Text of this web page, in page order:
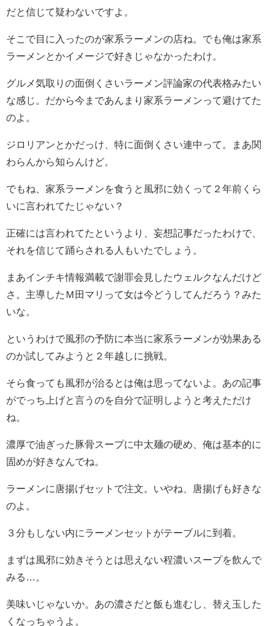
だと信じて疑わないですよ。
そこで目に入ったのが家系ラーメンの店ね。でも俺は家系
ラーメンとかイメージで好きじゃなかったわけ。
グルメ気取りの面倒くさいラーメン評論家の代表格みたい
な感じ。だから今まであんまり家系ラーメンって避けてた
のよ。
ジロリアンとかだっけ、特に面倒くさい連中って。まあ関
わらんから知らんけど。
でもね、家系ラーメンを食うと風邪に効くって２年前くら
いに言われてたじゃない？
正確には言われてたというより、妄想記事だったわけで、
それを信じて踊らされる人もいたでしょう。
まあインチキ情報満載で謝罪会見したウェルクなんだけど
さ。主導したＭ田マリって女は今どうしてんだろう？みた
いな。
というわけで風邪の予防に本当に家系ラーメンが効果ある
のか試してみようと２年越しに挑戦。
そら食っても風邪が治るとは俺は思ってないよ。あの記事
がでっち上げと言うのを自分で証明しようと考えただけ
ね。
濃厚で油ぎった豚骨スープに中太麺の硬め、俺は基本的に
固めが好きなんでね。
ラーメンに唐揚げセットで注文。いやね、唐揚げも好きな
のよ。
３分もしない内にラーメンセットがテーブルに到着。
まずは風邪に効きそうとは思えない程濃いスープを飲んで
みる…。
美味いじゃないか。あの濃さだと飯も進むし、替え玉した
くなっちゃうよ。